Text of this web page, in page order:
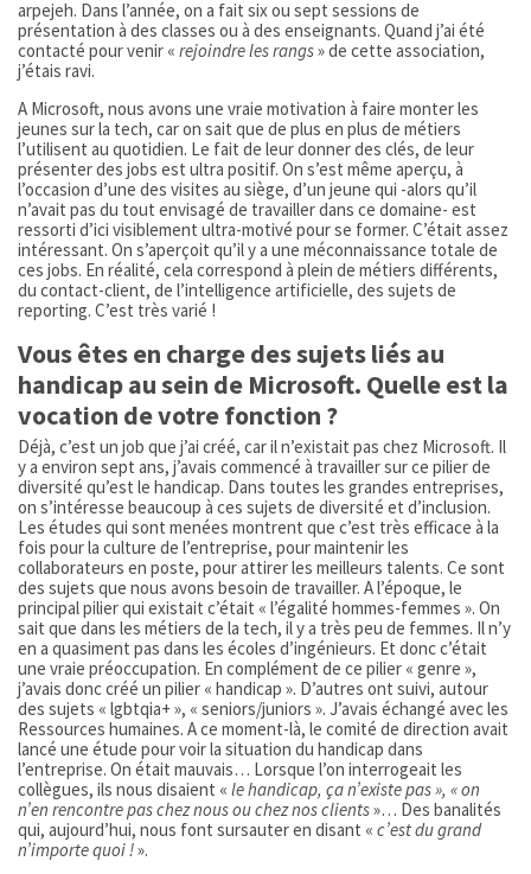
arpejeh. Dans l’année, on a fait six ou sept sessions de
présentation à des classes ou à des enseignants. Quand j’ai été
contacté pour venir « rejoindre les rangs» de cette association,
j’étais ravi.
A Microsoft, nous avons une vraie motivation à faire monter les
jeunes sur la tech, car on sait que de plus en plus de métiers
l’utilisent au quotidien. Le fait de leur donner des clés, de leur
présenter des jobs est ultra positif. On s’est même aperçu, à
l’occasion d’une des visites au siège, d’un jeune qui -alors qu’il
n’avait pas du tout envisagé de travailler dans ce domaine- est
ressorti d’ici visiblement ultra-motivé pour se former. C’était assez
intéressant. On s’aperçoit qu’il y a une méconnaissance totale de
ces jobs. En réalité, cela correspond à plein de métiers différents,
du contact-client, de l’intelligence artificielle, des sujets de
reporting. C’est très varié !
Vous êtes en charge des sujets liés au
handicap au sein de Microsoft. Quelle est la
vocation de votre fonction ?
Déjà, c’est un job que j’ai créé, car il n’existait pas chez Microsoft. Il
y a environ sept ans, j’avais commencé à travailler sur ce pilier de
diversité qu’est le handicap. Dans toutes les grandes entreprises,
on s’intéresse beaucoup à ces sujets de diversité et d’inclusion.
Les études qui sont menées montrent que c’est très efficace à la
fois pour la culture de l’entreprise, pour maintenir les
collaborateurs en poste, pour attirer les meilleurs talents. Ce sont
des sujets que nous avons besoin de travailler. A l’époque, le
principal pilier qui existait c’était « l’égalité hommes-femmes ». On
sait que dans les métiers de la tech, il y a très peu de femmes. Il n’y
en a quasiment pas dans les écoles d’ingénieurs. Et donc c’était
une vraie préoccupation. En complément de ce pilier « genre »,
j’avais donc créé un pilier « handicap ». D’autres ont suivi, autour
des sujets « lgbtqia+ », « seniors/juniors ». J’avais échangé avec les
Ressources humaines. A ce moment-là, le comité de direction avait
lancé une étude pour voir la situation du handicap dans
l’entreprise. On était mauvais… Lorsque l’on interrogeait les
collègues, ils nous disaient « le handicap, ça n’existe pas », « on
n’en rencontre pas chez nous ou chez nos clients»… Des banalités
qui, aujourd’hui, nous font sursauter en disant « c’est du grand
n’importe quoi !».